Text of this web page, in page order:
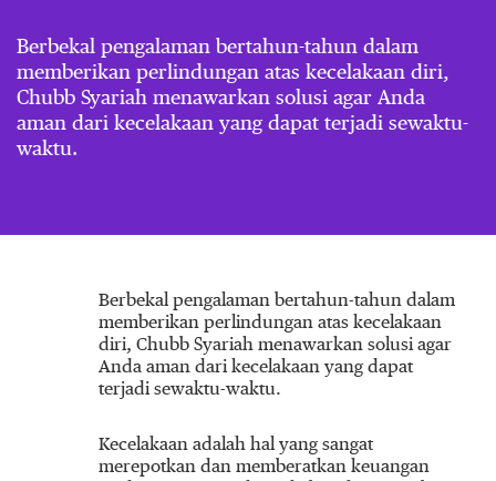
Berbekal pengalaman bertahun-tahun dalam
memberikan perlindungan atas kecelakaan diri,
Chubb Syariah menawarkan solusi agar Anda
aman dari kecelakaan yang dapat terjadi sewaktu-
waktu.
Berbekal pengalaman bertahun-tahun dalam
memberikan perlindungan atas kecelakaan
diri, Chubb Syariah menawarkan solusi agar
Anda aman dari kecelakaan yang dapat
terjadi sewaktu-waktu.
Kecelakaan adalah hal yang sangat
merepotkan dan memberatkan keuangan